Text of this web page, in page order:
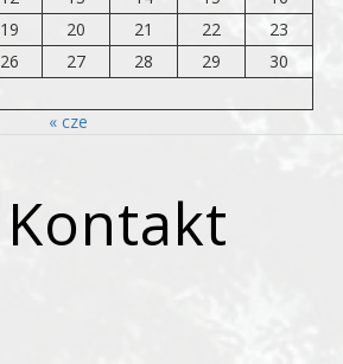
19 20 21 22
23
26 27 28 29
30
« cze
Kontakt